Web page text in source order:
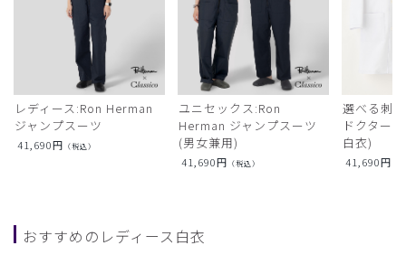
レディース:Ron Herman
ジャンプスーツ
41,690円 （税込）
ユニセックス:Ron
Herman ジャンプスーツ
(男女兼用)
41,690円 （税込）
選べる刺
ドクター
白衣)
41,690円
おすすめのレディース白衣